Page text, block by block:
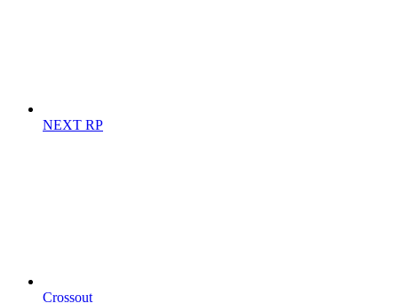
NEXT RP
Crossout